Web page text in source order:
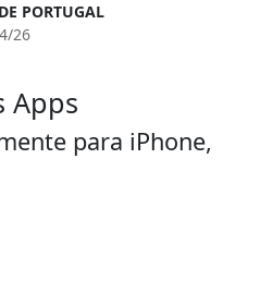
PORTUGAL
26
Apps
para iPhone,